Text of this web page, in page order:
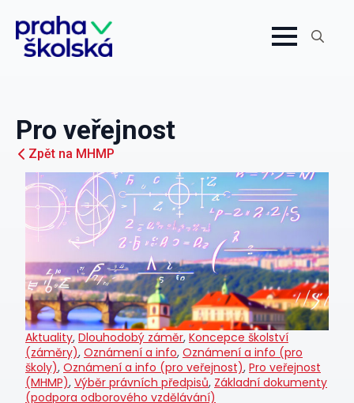
Pro veřejnost
Zpět na MHMP
Aktuality, Dlouhodobý záměr, Koncepce školství
(záměry), Oznámení a info, Oznámení a info (pro
školy), Oznámení a info (pro veřejnost), Pro veřejnost
(MHMP), Výběr právních předpisů, Základní dokumenty
(podpora odborového vzdělávání)